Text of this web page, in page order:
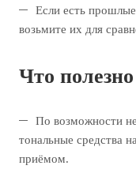
Если есть
возьмите их для
Что полезно
По возможности
тональные средства
приёмом.